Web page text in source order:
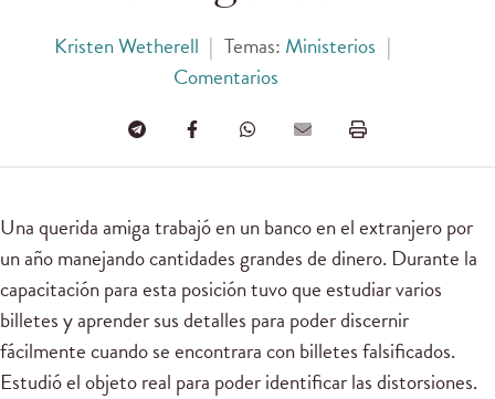
Kristen Wetherell | Temas: Ministerios |
Comentarios
Una querida amiga trabajó en un banco en el extranjero por
un año manejando cantidades grandes de dinero. Durante la
capacitación para esta posición tuvo que estudiar varios
billetes y aprender sus detalles para poder discernir
fácilmente cuando se encontrara con billetes falsificados.
Estudió el objeto real para poder identificar las distorsiones.